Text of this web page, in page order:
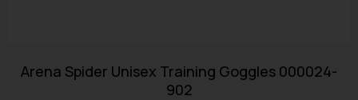
Arena Spider Unisex Training Goggles 000024-
902